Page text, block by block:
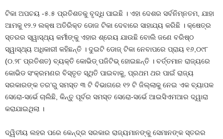
ଟିକା ଅପଚୟ -୫.୫ ପ୍ରତିଶତକୁ ବୃଦ୍ଧି ପାଇଛି । ଏହା ଦେଶର ସର୍ବନିମ୍ନତମ, ଯାହା
ଆମକୁ ୧୨.୨ ଲକ୍ଷ ଅତିରିକ୍ତ ଡୋଜ ଟିକା ଦେବାରେ ସାହାଯ୍ୟ କରିଛି । କ୍ଷେତ୍ର
ସ୍ତରର ସ୍ୱାସ୍ଥ୍ୟ କର୍ମୀଙ୍କୁ ଏହାର ଶ୍ରେୟ ଯାଉଛି ବୋଲି ଜଣେ ବରିଷ୍ଠ
ସ୍ୱାସ୍ଥ୍ୟ ଅଧିକାରୀ କହିଛନ୍ତି । ଦୁଇଟି ଡୋଜ୍‍ ଟିକା ନେବାପରେ ପ୍ରାୟ ୧୬,୦୯୮
(୦.୨୮ ପ୍ରତିଶତ) ବ୍ୟକ୍ତି କୋଭିଡ୍ ପଜିଟିଭ୍ ହୋଇଛନ୍ତି । ବର୍ତ୍ତମାନ ରାଜ୍ୟରେ
କୋଭିଡ ସଂକ୍ରମଣର ବିସ୍ତୃତ ସ୍ଥିତି ପାଇବାକୁ, ପ୍ରଥମ ଥର ପାଇଁ ରାଜ୍ୟ
ସରକାରଙ୍କ ତର‘ରୁ ସମସ୍ତ ୩ ଟି ବିଭାଗରେ ୧୨ ଟି ଜିଲ୍ଲାକୁ ନେଇ ଏକ ବ୍ୟାପକ
ସେରୋ-ସର୍ଭେ ଚାଲିଛି, କିନ୍ତୁ ପୂର୍ବର ସମସ୍ତ ସେରୋ-ସର୍ଭେ ଆଇସିଏମଆର ଦ୍ୱାରା
କରାଯାଇଥିଲା ।
ଦ୍ୱିତୀୟ ଲହର ପରେ କେନ୍ଦ୍ର ସରକାର ରାଜ୍ୟମାନଙ୍କୁ ସେମାନଙ୍କ ସ୍ତରର